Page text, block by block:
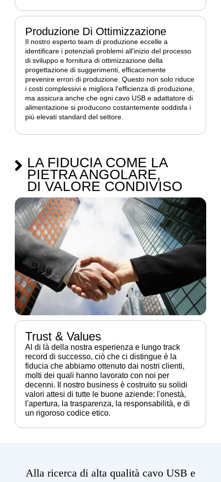
Produzione Di Ottimizzazione
Il nostro esperto team di produzione eccelle a
identificare i potenziali problemi all'inizio del processo
di sviluppo e fornitura di ottimizzazione della
progettazione di suggerimenti, efficacemente
prevenire errori di produzione. Questo non solo riduce
i costi complessivi e migliora l'efficienza di produzione,
ma assicura anche che ogni cavo USB e adattatore di
alimentazione si producono costantemente soddisfa i
più elevati standard del settore.
LA FIDUCIA COME LA
PIETRA ANGOLARE,
DI VALORE CONDIVISO
Trust & Values
Al di là della nostra esperienza e lungo track
record di successo, ciò che ci distingue è la
fiducia che abbiamo ottenuto dai nostri clienti,
molti dei quali hanno lavorato con noi per
decenni. Il nostro business è costruito su solidi
valori attesi di tutte le buone aziende: l'onestà,
l'apertura, la trasparenza, la responsabilità, e di
un rigoroso codice etico.
Alla ricerca di alta qualità cavo USB e